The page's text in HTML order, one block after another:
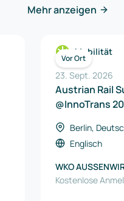
Mehr anzeigen
Vor Ort
Mobilität
23. Sept. 2026
Austrian Rail
@InnoTrans
Berlin,
Englisch
WKO
AUSTRIA
Kostenlose